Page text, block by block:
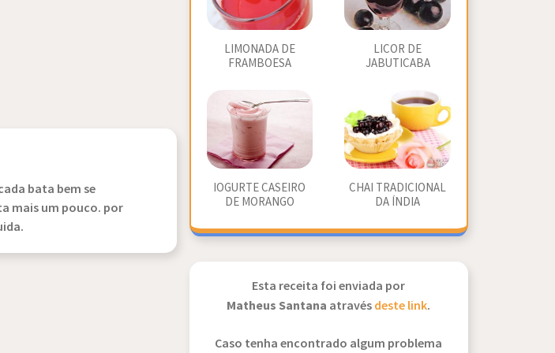
bata bem se
mais um pouco. por
LIMONADA DE
FRAMBOESA
LICOR DE
JABUTICABA
IOGURTE CASEIRO
DE MORANGO
CHAI TRADICIONAL
DA ÍNDIA
Esta receita foi enviada por
Matheus Santana atravésdeste link.
Caso tenha encontrado algum problema